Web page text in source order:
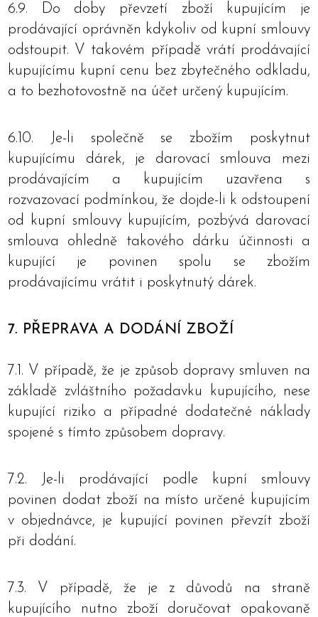
6.9. Do doby převzetí zboží kupujícím je
prodávající oprávněn kdykoliv od kupní smlouvy
odstoupit. V takovém případě vrátí prodávající
kupujícímu kupní cenu bez zbytečného odkladu,
a to bezhotovostně na účet určený kupujícím.
6.10. Je-li společně se zbožím poskytnut
kupujícímu dárek, je darovací smlouva mezi
prodávajícím a kupujícím uzavřena s
rozvazovací podmínkou, že dojde-li k odstoupení
od kupní smlouvy kupujícím, pozbývá darovací
smlouva ohledně takového dárku účinnosti a
kupující je povinen spolu se zbožím
prodávajícímu vrátit i poskytnutý dárek.
7. PŘEPRAVA A DODÁNÍ ZBOŽÍ
7.1. V případě, že je způsob dopravy smluven na
základě zvláštního požadavku kupujícího, nese
kupující riziko a případné dodatečné náklady
spojené s tímto způsobem dopravy.
7.2. Je-li prodávající podle kupní smlouvy
povinen dodat zboží na místo určené kupujícím
v objednávce, je kupující povinen převzít zboží
při dodání.
7.3. V případě, že je z důvodů na straně
kupujícího nutno zboží doručovat opakovaně